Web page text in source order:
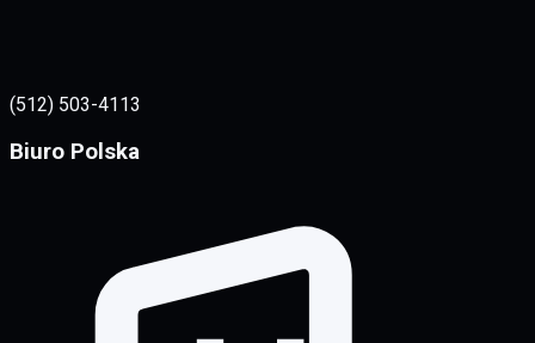
(512) 503-4113
Biuro Polska